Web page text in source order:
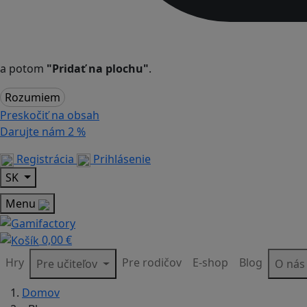
a potom "Pridať na plochu".
Rozumiem
Preskočiť na obsah
Darujte nám 2 %
Registrácia
Prihlásenie
SK
Menu
0,00 €
Hry
Pre učiteľov Pre rodičov E-shop Blog
O nás
Domov